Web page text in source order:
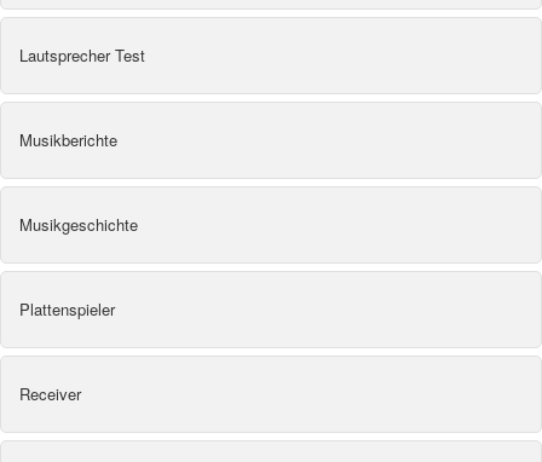
Lautsprecher Test
Musikberichte
Musikgeschichte
Plattenspieler
Receiver